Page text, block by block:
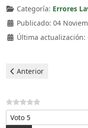
Categoría: Errores
Publicado: 04
Última actualización:
Artículo anterior: Bosch
Anterior
Por favor, vote